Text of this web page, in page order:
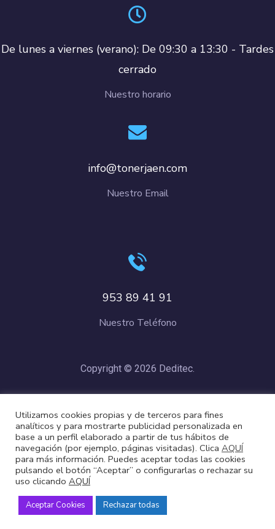
De lunes a viernes (verano): De 09:30 a 13:30 - Tardes
cerrado
Nuestro horario
info@tonerjaen.com
Nuestro Email
953 89 41 91
Nuestro Teléfono
Copyright © 2026 Deditec.
Cookies
Utilizamos cookies propias y de terceros para fines
analíticos y para mostrarte publicidad personalizada en
base a un perfil elaborado a partir de tus hábitos de
navegación (por ejemplo, páginas visitadas). Clica AQUÍ
para más información. Puedes aceptar todas las cookies
pulsando el botón “Aceptar” o configurarlas o rechazar su
uso clicando AQUÍ
Aceptar Cookies Rechazar todas